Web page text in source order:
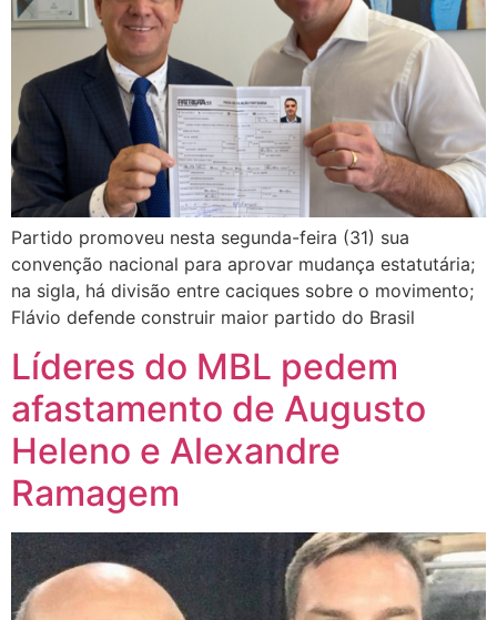
Partido promoveu nesta segunda-feira (31) sua
convenção nacional para aprovar mudança estatutária;
na sigla, há divisão entre caciques sobre o movimento;
Flávio defende construir maior partido do Brasil
Líderes do MBL pedem
afastamento de Augusto
Heleno e Alexandre
Ramagem